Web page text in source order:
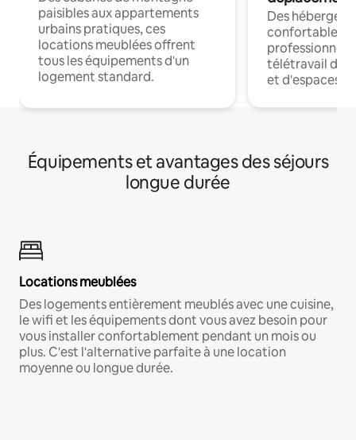
paisibles aux appartements
urbains pratiques, ces
locations meublées offrent
tous les équipements d'un
logement standard.
Des
confortables
professionnels
télétravail
et d'espaces
Équipements et avantages des séjours
longue durée
Locations meublées
Des logements entièrement meublés avec une cuisine,
le wifi et les équipements dont vous avez besoin pour
vous installer confortablement pendant un mois ou
plus. C'est l'alternative parfaite à une location
moyenne ou longue durée.